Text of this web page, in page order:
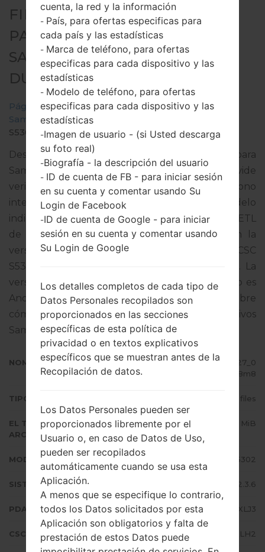
FIRMWARE OFICIAL #5476
PARA GT-S5302 -
SAMSUNGGALAXY POCKET
DUOS
Página principal →Galaxy Pocket Duos →
SamsungGT-S5302
S5302_ETL_1_20121024143127_0iviq928m8.zip
Descargue la última actualización de firmware para
Samsung Galaxy Pocket Duos, pero no olvide
verificar si el número de modelo de su teléfono
inteligente corresponde al número de modelo
indicado % MODEL%. El código del firmware es ETL
de CZECH REPUBLIC. El producto viene con la
versión PDA S5302XXLJ3 y la versión CSC
S5302OXXLH2,Versión de MODEM S5302XXLJ3. La
versión del sistema operativo del firmware dado es
Android Gingerbread 2.3.6. Tutorial completo sobre
cómo actualizar el firmware oficial en dispositivos
Samsungaquí
NOMBRE DE ARCHIVO
GT-S5302_ETL_1_20121024143127_0
iviq928m8
TIPO DE FIRMWARE 4 files
EL TAMAÑO DEL
ARCHIVO
154.37 MiB
MODELO Samsung GT-S5302
SISTEMA OPERATIVO Android Gingerbread 2.3.6
PDA/AP VERSIÓN S5302XXLJ3
CSC VERSIÓN S5302OXXLH2
cuenta, la red y la información
- País, para ofertas especificas para
cada país y las estadísticas
- Marca de teléfono, para ofertas
especificas para cada dispositivo y las
estadísticas
- Modelo de teléfono, para ofertas
especificas para cada dispositivo y las
estadísticas
-Imagen de usuario - (si Usted descarga
su foto real)
-Biografía - la descripción del usuario
- ID de cuenta de FB - para iniciar sesión
en su cuenta y comentar usando Su
Login de Facebook
-ID de cuenta de Google - para iniciar
sesión en su cuenta y comentar usando
Su Login de Google
Los detalles completos de cada tipo de
Datos Personales recopilados son
proporcionados en las secciones
específicas de esta política de
privacidad o en textos explicativos
específicos que se muestran antes de la
Recopilación de datos.
Los Datos Personales pueden ser
proporcionados libremente por el
Usuario o, en caso de Datos de Uso,
pueden ser recopilados
automáticamente cuando se usa esta
Aplicación.
A menos que se especifique lo contrario,
todos los Datos solicitados por esta
Aplicación son obligatorios y falta de
prestación de estos Datos puede